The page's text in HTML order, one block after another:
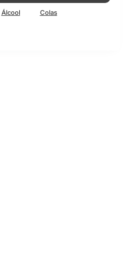
Álcool Colas